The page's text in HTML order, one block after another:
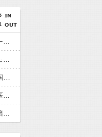
「高収入」信じて東南アジア渡航後、携帯・パスポート奪われ監禁…韓国人の被害急増
「俺に韓国語で話すのか？」…警察を「ニイェニイェニイェ」とからかう韓国滞在外国人の投稿動画が物議
韓国で出生率が過去最低を更新「0.72」 OECD加盟国で唯一 1を下回る
【韓国】ユン大統領「交渉や妥協はしない」 研修医集団ボイコット受け
徴用被害者遺族、不二越の株主総会に出席 謝罪と賠償求める